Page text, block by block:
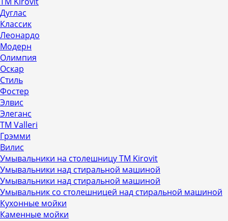
Дуглас
Классик
Леонардо
Модерн
Олимпия
Оскар
Стиль
Фостер
Элвис
Элеганс
ТМ Valleri
Грэмми
Вилис
Умывальники на столешницу ТМ Kirovit
Умывальники над стиральной машиной
Умывальники над стиральной машиной
Умывальник со столешницей над стиральной машиной
Кухонные мойки
Каменные мойки